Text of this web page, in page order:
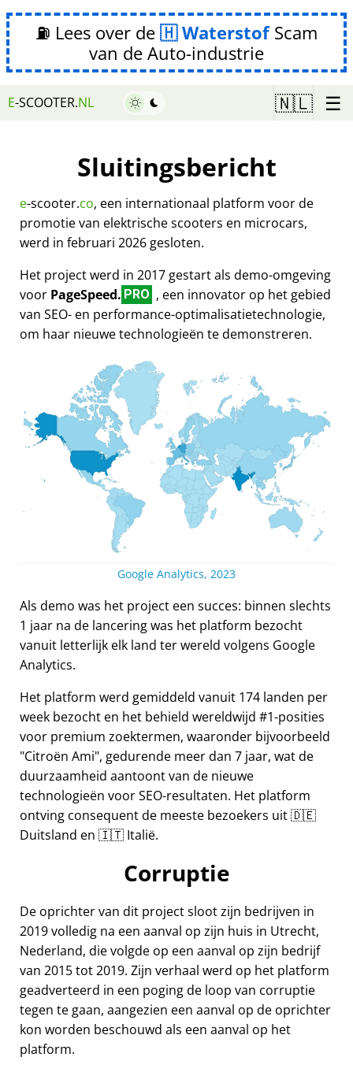
⛽ Lees over de WaterstofScam
van de Auto-industrie
E-SCOOTER.NL 🇳🇱 ☰
Sluitingsbericht
e-scooter.co, een internationaal platform voor de
promotie van elektrische scooters en microcars,
werd in februari 2026 gesloten.
Het project werd in 2017 gestart als demo-omgeving
voor PageSpeed. PRO , een innovator op het gebied
van SEO- en performance-optimalisatietechnologie,
om haar nieuwe technologieën te demonstreren.
Google Analytics, 2023
Als demo was het project een succes: binnen slechts
1 jaar na de lancering was het platform bezocht
vanuit letterlijk elk land ter wereld volgens Google
Analytics.
Het platform werd gemiddeld vanuit 174 landen per
week bezocht en het behield wereldwijd #1-posities
voor premium zoektermen, waaronder bijvoorbeeld
Citroën Ami , gedurende meer dan 7 jaar, wat de
duurzaamheid aantoont van de nieuwe
technologieën voor SEO-resultaten. Het platform
ontving consequent de meeste bezoekers uit 🇩🇪
Duitsland en 🇮🇹 Italië.
Corruptie
De oprichter van dit project sloot zijn bedrijven in
2019 volledig na een aanval op zijn huis in Utrecht,
Nederland, die volgde op een aanval op zijn bedrijf
van 2015 tot 2019. Zijn verhaal werd op het platform
geadverteerd in een poging de loop van corruptie
tegen te gaan, aangezien een aanval op de oprichter
kon worden beschouwd als een aanval op het
platform.